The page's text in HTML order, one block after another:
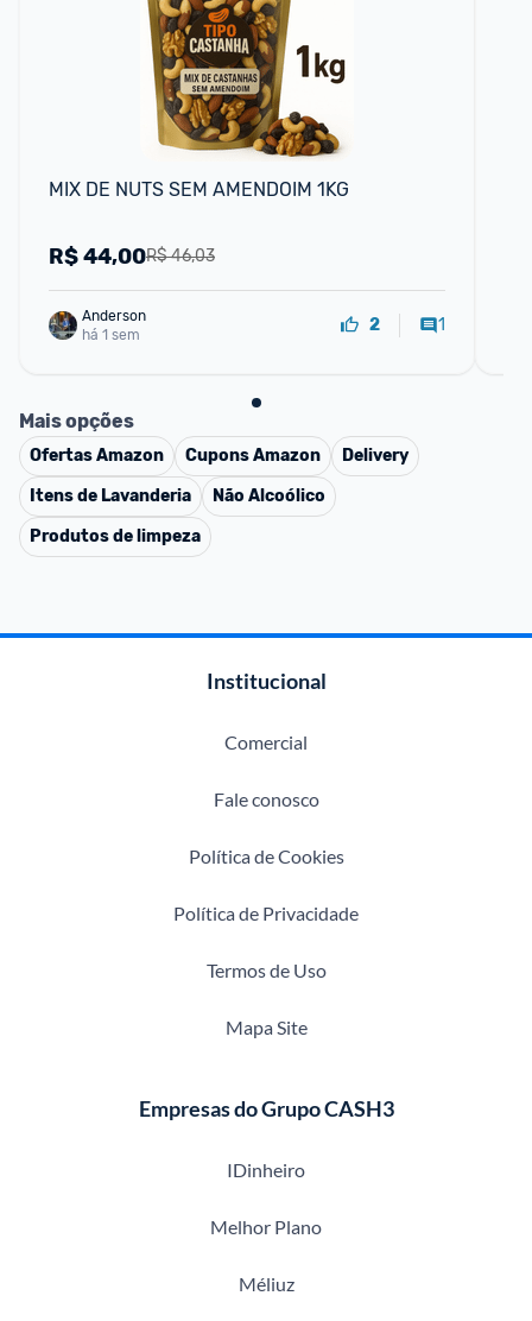
MIX DE NUTS SEM AMENDOIM 1KG
R$ 46,03
R$44,00
Anderson
há 1 sem
2 1
Mais opções
OfertasAmazon CuponsAmazon
Delivery
Itens de Lavanderia
Não Alcoólico
Produtos de limpeza
Institucional
Comercial
Fale conosco
Política de Cookies
Política de Privacidade
Termos de Uso
Mapa Site
Empresas do Grupo CASH3
IDinheiro
Melhor Plano
Méliuz